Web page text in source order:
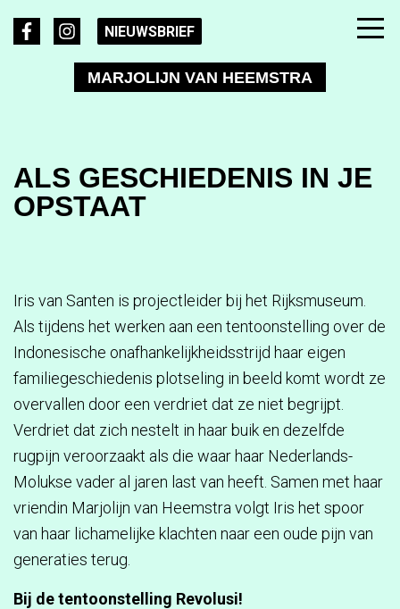
MARJOLIJN VAN HEEMSTRA
NIEUWSBRIEF
ALS GESCHIEDENIS IN JE
OPSTAAT
Iris van Santen is projectleider bij het Rijksmuseum.
Als tijdens het werken aan een tentoonstelling over de
Indonesische onafhankelijkheidsstrijd haar eigen
familiegeschiedenis plotseling in beeld komt wordt ze
overvallen door een verdriet dat ze niet begrijpt.
Verdriet dat zich nestelt in haar buik en dezelfde
rugpijn veroorzaakt als die waar haar Nederlands-
Molukse vader al jaren last van heeft. Samen met haar
vriendin Marjolijn van Heemstra volgt Iris het spoor
van haar lichamelijke klachten naar een oude pijn van
generaties terug.
Bij de tentoonstelling Revolusi!